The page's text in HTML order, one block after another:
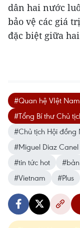
dân hai nước
bảo vệ các giá
đặc biệt giữa
#Quan hệ VIệt
#Tổng Bí thư Chủ
#Chủ tịch Hội
#Miguel Diaz Canel
#tin tức hot
#Vietnam
#Plus